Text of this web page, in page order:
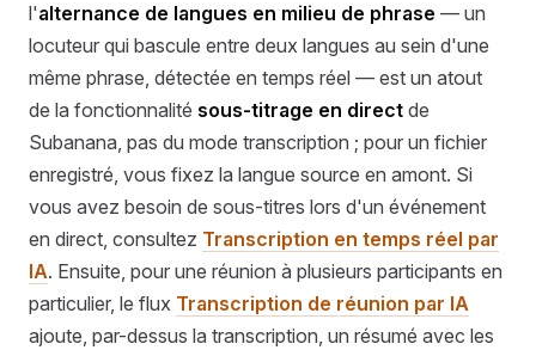
l'alternance de langues en milieu de phrase — un
locuteur qui bascule entre deux langues au sein d'une
même phrase, détectée en temps réel — est un atout
de la fonctionnalité sous-titrage en direct de
Subanana, pas du mode transcription ; pour un fichier
enregistré, vous fixez la langue source en amont. Si
vous avez besoin de sous-titres lors d'un événement
en direct, consultez Transcription en temps réel par
IA. Ensuite, pour une réunion à plusieurs participants en
particulier, le flux Transcription de réunion par IA
ajoute, par-dessus la transcription, un résumé avec les